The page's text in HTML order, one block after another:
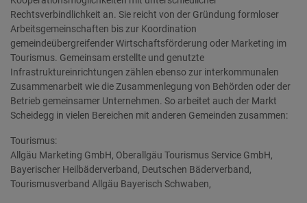
Rechtsverbindlichkeit an. Sie reicht von der Gründung formloser
Arbeitsgemeinschaften bis zur Koordination
gemeindeübergreifender Wirtschaftsförderung oder Marketing im
Tourismus. Gemeinsam erstellte und genutzte
Infrastruktureinrichtungen zählen ebenso zur interkommunalen
Zusammenarbeit wie die Zusammenlegung von Behörden oder der
Betrieb gemeinsamer Unternehmen. So arbeitet auch der Markt
Scheidegg in vielen Bereichen mit anderen Gemeinden zusammen:
Tourismus:
Allgäu Marketing GmbH, Oberallgäu Tourismus Service GmbH,
Bayerischer Heilbäderverband, Deutschen Bäderverband,
Tourismusverband Allgäu Bayerisch Schwaben,